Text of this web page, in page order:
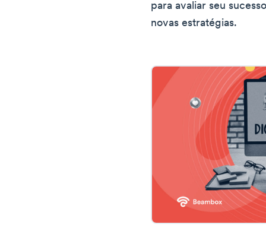
para avaliar seu
novas estratégias.